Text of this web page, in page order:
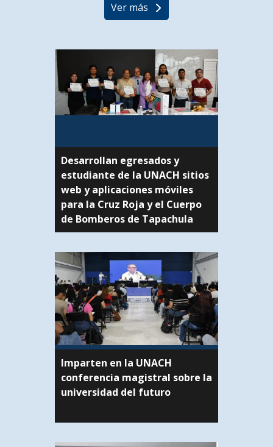
Ver más
Desarrollan egresados y
estudiante de la UNACH sitios
web y aplicaciones móviles
para la Cruz Roja y el Cuerpo
de Bomberos de Tapachula
Imparten en la UNACH
conferencia magistral sobre la
universidad del futuro